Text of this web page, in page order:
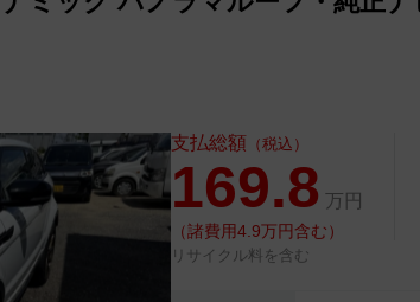
支払総額 （税込）
169.8 万円
（諸費用4.9万円含む）
リサイクル料を含む